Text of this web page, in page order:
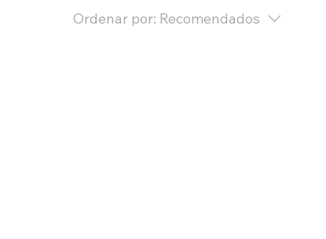
Ordenar por: Recomendados